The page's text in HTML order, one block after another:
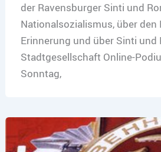
der Ravensburger Sinti und
Nationalsozialismus, über den
Erinnerung und über Sinti und
Stadtgesellschaft Online-
Sonntag,